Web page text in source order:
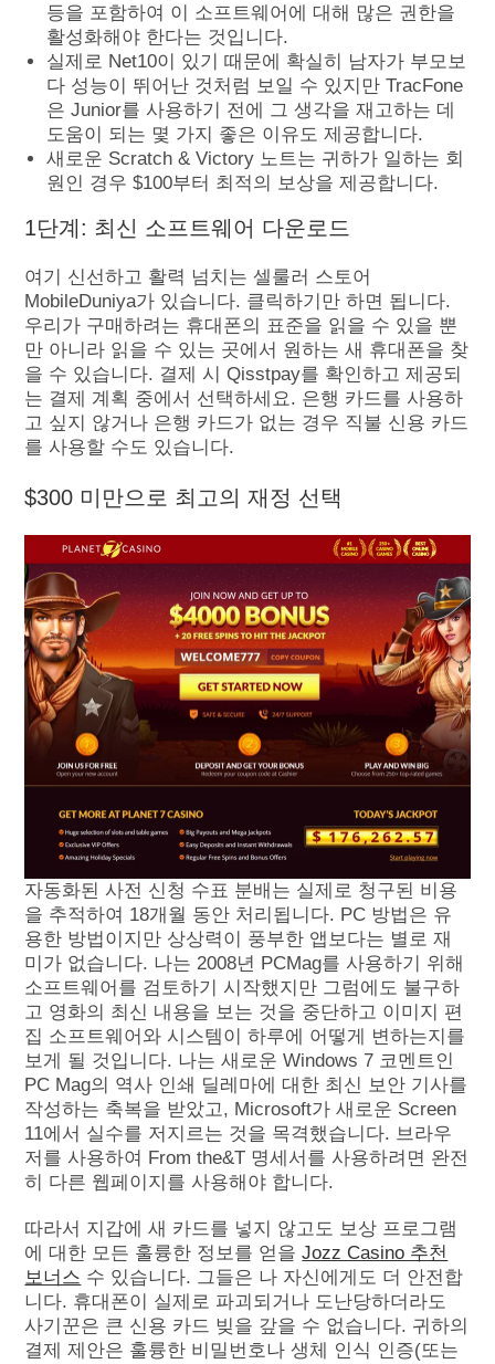
등을 포함하여 이 소프트웨어에 대해 많은 권한을
활성화해야 한다는 것입니다.
실제로 Net10이 있기 때문에 확실히 남자가 부모보
다 성능이 뛰어난 것처럼 보일 수 있지만 TracFone
은 Junior를 사용하기 전에 그 생각을 재고하는 데
도움이 되는 몇 가지 좋은 이유도 제공합니다.
새로운 Scratch & Victory 노트는 귀하가 일하는 회
원인 경우 $100부터 최적의 보상을 제공합니다.
1단계: 최신 소프트웨어 다운로드
여기 신선하고 활력 넘치는 셀룰러 스토어
MobileDuniya가 있습니다. 클릭하기만 하면 됩니다.
우리가 구매하려는 휴대폰의 표준을 읽을 수 있을 뿐
만 아니라 읽을 수 있는 곳에서 원하는 새 휴대폰을 찾
을 수 있습니다. 결제 시 Qisstpay를 확인하고 제공되
는 결제 계획 중에서 선택하세요. 은행 카드를 사용하
고 싶지 않거나 은행 카드가 없는 경우 직불 신용 카드
를 사용할 수도 있습니다.
$300 미만으로 최고의 재정 선택
자동화된 사전 신청 수표 분배는 실제로 청구된 비용
을 추적하여 18개월 동안 처리됩니다. PC 방법은 유
용한 방법이지만 상상력이 풍부한 앱보다는 별로 재
미가 없습니다. 나는 2008년 PCMag를 사용하기 위해
소프트웨어를 검토하기 시작했지만 그럼에도 불구하
고 영화의 최신 내용을 보는 것을 중단하고 이미지 편
집 소프트웨어와 시스템이 하루에 어떻게 변하는지를
보게 될 것입니다. 나는 새로운 Windows 7 코멘트인
PC Mag의 역사 인쇄 딜레마에 대한 최신 보안 기사를
작성하는 축복을 받았고, Microsoft가 새로운 Screen
11에서 실수를 저지르는 것을 목격했습니다. 브라우
저를 사용하여 From the&T 명세서를 사용하려면 완전
히 다른 웹페이지를 사용해야 합니다.
따라서 지갑에 새 카드를 넣지 않고도 보상 프로그램
에 대한 모든 훌륭한 정보를 얻을Jozz Casino 추천
보너스 수 있습니다. 그들은 나 자신에게도 더 안전합
니다. 휴대폰이 실제로 파괴되거나 도난당하더라도
사기꾼은 큰 신용 카드 빚을 갚을 수 없습니다. 귀하의
결제 제안은 훌륭한 비밀번호나 생체 인식 인증(또는